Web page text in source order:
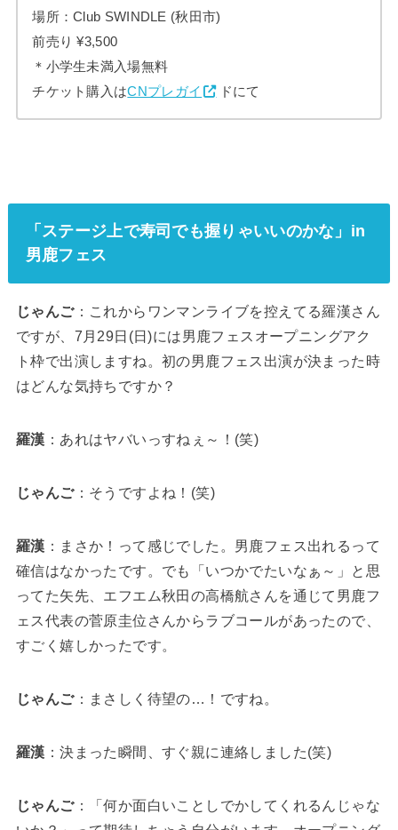
場所：Club SWINDLE (秋田市)
前売り ¥3,500
＊小学生未満入場無料
チケット購入はCNプレガイ ドにて
「ステージ上で寿司でも握りゃいいのかな」in
男鹿フェス
じゃんご：これからワンマンライブを控えてる羅漢さん
ですが、7月29日(日)には男鹿フェスオープニングアク
ト枠で出演しますね。初の男鹿フェス出演が決まった時
はどんな気持ちですか？
羅漢 ：あれはヤバいっすねぇ～！(笑)
じゃんご：そうですよね！(笑)
羅漢 ：まさか！って感じでした。男鹿フェス出れるって
確信はなかったです。でも「いつかでたいなぁ～」と思
ってた矢先、エフエム秋田の高橋航さんを通じて男鹿フ
ェス代表の菅原圭位さんからラブコールがあったので、
すごく嬉しかったです。
じゃんご：まさしく待望の…！ですね。
羅漢 ：決まった瞬間、すぐ親に連絡しました(笑)
じゃんご：「何か面白いことしでかしてくれるんじゃな